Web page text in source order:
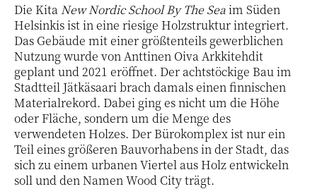
Die KitaNew Nordic School By The Seaim Süden
Helsinkis ist in eine riesige Holzstruktur integriert.
Das Gebäude mit einer größtenteils gewerblichen
Nutzung wurde von Anttinen Oiva Arkkitehdit
geplant und 2021 eröffnet. Der achtstöckige Bau im
Stadtteil Jätkäsaari brach damals einen finnischen
Materialrekord. Dabei ging es nicht um die Höhe
oder Fläche, sondern um die Menge des
verwendeten Holzes. Der Bürokomplex ist nur ein
Teil eines größeren Bauvorhabens in der Stadt, das
sich zu einem urbanen Viertel aus Holz entwickeln
soll und den Namen Wood City trägt.